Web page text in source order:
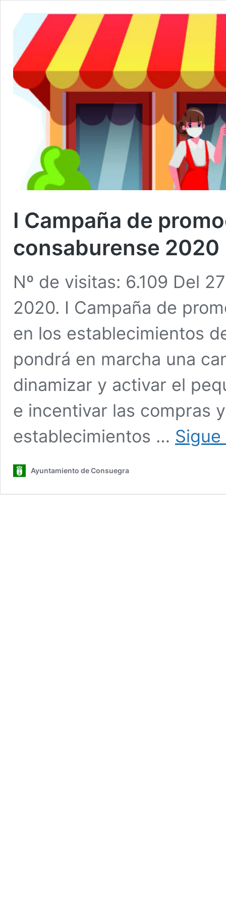
I Campaña de
consaburense 2020
Nº de visitas: 6.109 Del
2020. I Campaña de
en los establecimientos
pondrá en marcha una
dinamizar y activar el
e incentivar las compras
establecimientos …
Ayuntamiento de Consuegra